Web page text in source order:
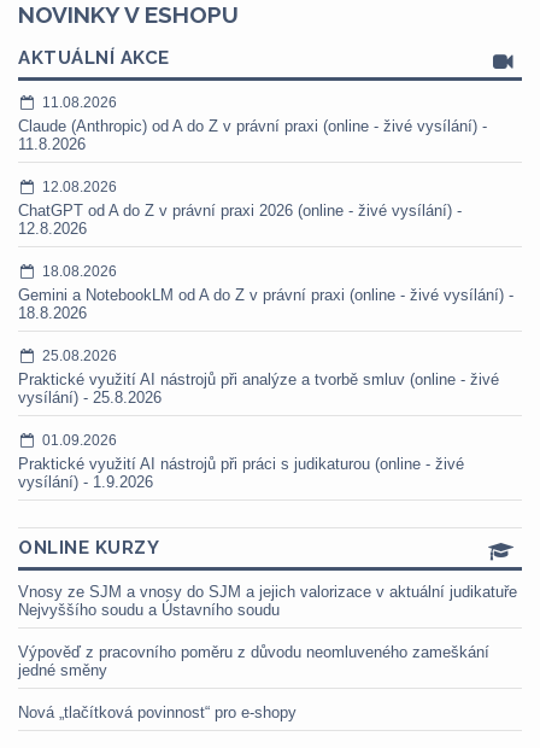
NOVINKY V ESHOPU
AKTUÁLNÍ AKCE
11.08.2026
Claude (Anthropic) od A do Z v právní praxi (online - živé vysílání) -
11.8.2026
12.08.2026
ChatGPT od A do Z v právní praxi 2026 (online - živé vysílání) -
12.8.2026
18.08.2026
Gemini a NotebookLM od A do Z v právní praxi (online - živé vysílání) -
18.8.2026
25.08.2026
Praktické využití AI nástrojů při analýze a tvorbě smluv (online - živé
vysílání) - 25.8.2026
01.09.2026
Praktické využití AI nástrojů při práci s judikaturou (online - živé
vysílání) - 1.9.2026
ONLINE KURZY
Vnosy ze SJM a vnosy do SJM a jejich valorizace v aktuální judikatuře
Nejvyššího soudu a Ústavního soudu
Výpověď z pracovního poměru z důvodu neomluveného zameškání
jedné směny
Nová „tlačítková povinnost“ pro e-shopy